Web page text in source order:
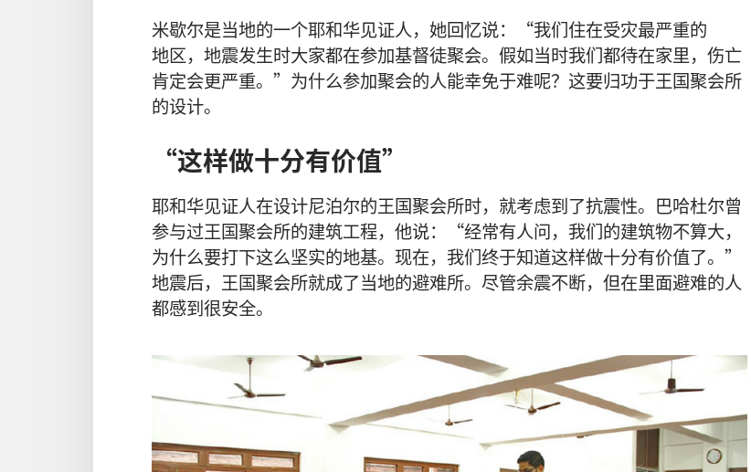
米歇尔是当地的一个耶和华见证人， 她回忆说：“我们住在受灾最严重的
地区， 地震发生时大家都在参加基督徒聚会。 假如当时我们都待在家里， 伤亡
肯定会更严重。” 为什么参加聚会的人能幸免于难呢？ 这要归功于王国聚会所
的设计。
“这样做十分有价值”
耶和华见证人在设计尼泊尔的王国聚会所时， 就考虑到了抗震性。 巴哈杜尔曾
参与过王国聚会所的建筑工程， 他说：“经常有人问， 我们的建筑物不算大，
为什么要打下这么坚实的地基。 现在， 我们终于知道这样做十分有价值了。”
地震后， 王国聚会所就成了当地的避难所。 尽管余震不断， 但在里面避难的人
都感到很安全。